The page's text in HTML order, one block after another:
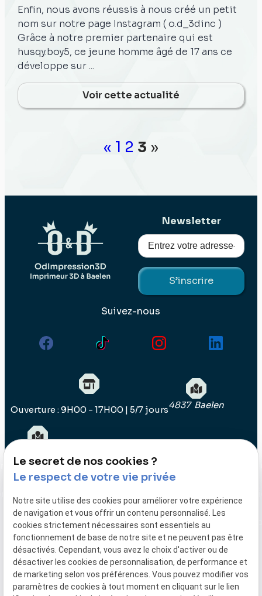
Enfin, nous avons réussis à nous créé un petit
nom sur notre page Instagram ( o.d_3dinc )
Grâce à notre premier partenaire qui est
husqy.boy5, ce jeune homme âgé de 17 ans ce
développe sur ...
Voir cette actualité
« 1 2 3 »
Newsletter
Suivez-nous
Ouverture : 9H00 - 17H00 | 5/7 jours4837 Baelen
Impression
3D
en série
Charleroi
Impression
3D
en série
Gand
Impression
3D
en série
Huy
3D
en série
Liège
TVA
Intracommunautaire :
Plan du
site
Mentions
légales
Le secret de nos cookies ?
Le respect de votre vie privée
Notre site utilise des cookies pour améliorer votre expérience
de navigation et vous offrir un contenu personnalisé. Les
cookies strictement nécessaires sont essentiels au
fonctionnement de base de notre site et ne peuvent pas être
désactivés. Cependant, vous avez le choix d'activer ou de
désactiver les cookies de personnalisation, de performance et
de marketing selon vos préférences. Vous pouvez modifier vos
paramètres de cookies à tout moment en cliquant sur le lien